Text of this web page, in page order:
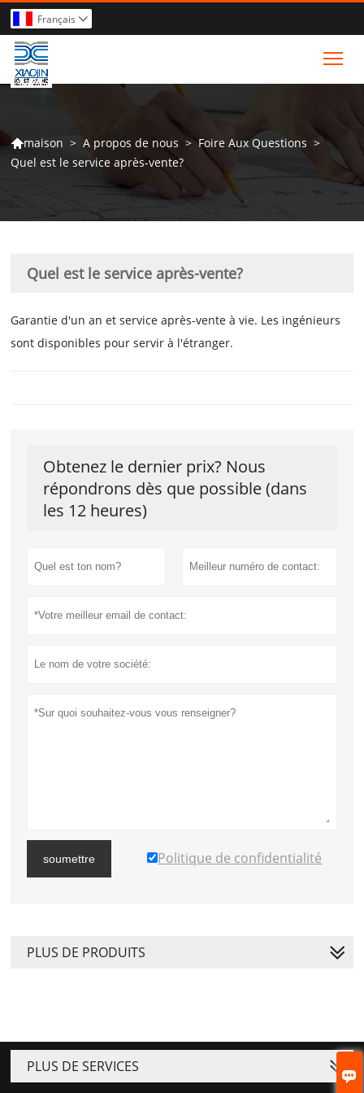

Français 
maison > A propos de nous > Foire Aux Questions >
Quel est le service après-vente?
Quel est le service après-vente?
Garantie d'un an et service après-vente à vie. Les ingénieurs
sont disponibles pour servir à l'étranger.
Obtenez le dernier prix? Nous
répondrons dès que possible (dans
les 12 heures)
soumettre Politique de confidentialité
PLUS DE PRODUITS
PLUS DE SERVICES